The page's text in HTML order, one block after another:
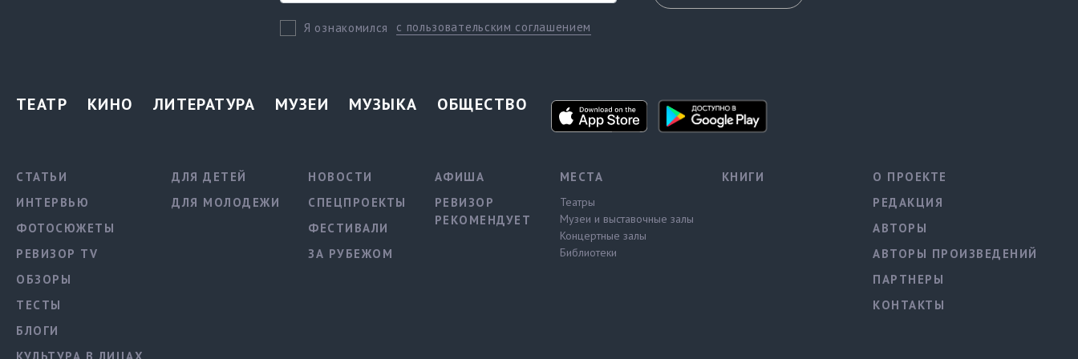
Я ознакомился с пользовательским соглашением
ТЕАТР КИНО ЛИТЕРАТУРА МУЗЕИ МУЗЫКА ОБЩЕСТВО
СТАТЬИ
ИНТЕРВЬЮ
ФОТОСЮЖЕТЫ
РЕВИЗОР TV
ОБЗОРЫ
ТЕСТЫ
БЛОГИ
ДЛЯ ДЕТЕЙ
ДЛЯ МОЛОДЕЖИ
НОВОСТИ
СПЕЦПРОЕКТЫ
ФЕСТИВАЛИ
ЗА РУБЕЖОМ
АФИША
РЕВИЗОР
РЕКОМЕНДУЕТ
МЕСТА
Театры
Музеи и выставочные залы
Концертные залы
Библиотеки
КНИГИ
О ПРОЕКТЕ
РЕДАКЦИЯ
АВТОРЫ
АВТОРЫ ПРОИЗВЕДЕНИЙ
ПАРТНЕРЫ
КОНТАКТЫ